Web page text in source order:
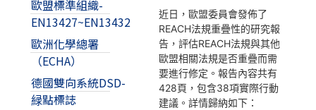
歐盟標準組織-
EN13427~EN13432
歐洲化學總署
（ECHA）
德國雙向系統DSD-
緑點標誌
近日，歐盟委員會發佈了
REACH法規重疊性的研究報
告，評估REACH法規與其他
歐盟相關法規是否重疊而需
要進行修定。報告內容共有
428頁，包含38項實際行動
建議。詳情歸納如下：